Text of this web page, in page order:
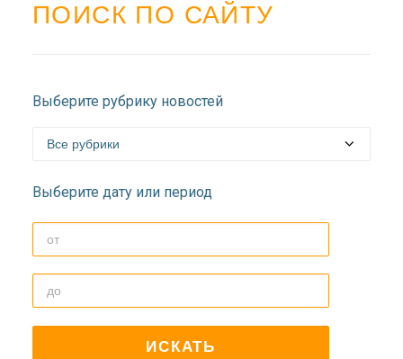
ПОИСК ПО САЙТУ
Выберите рубрику новостей
Выберите дату или период